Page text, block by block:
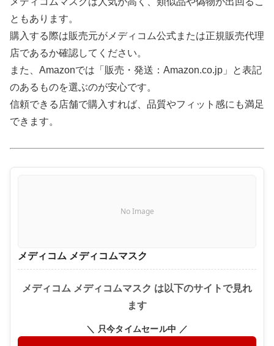
ともあります。
購入する際は販売元がメディコム公式または正規販売代理
店であるか確認してください。
また、Amazonでは「販売・発送：Amazon.co.jp」と表記
のあるものを選ぶのが安心です。
信頼できる店舗で購入すれば、品質やフィット感にも満足
できます。
No Image
メディコム メディコムマスク
メディコム メディコムマスク は以下のサイトで見れ
ます
＼ 只今タイムセール中 ／